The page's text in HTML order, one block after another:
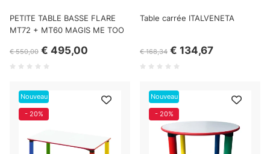
PETITE TABLE BASSE FLARE
MT72 + MT60 MAGIS ME TOO
€ 550,00 € 495,00
Table carrée ITALVENETA
€ 168,34 € 134,67
Nouveau
- 20%
Nouveau
- 20%